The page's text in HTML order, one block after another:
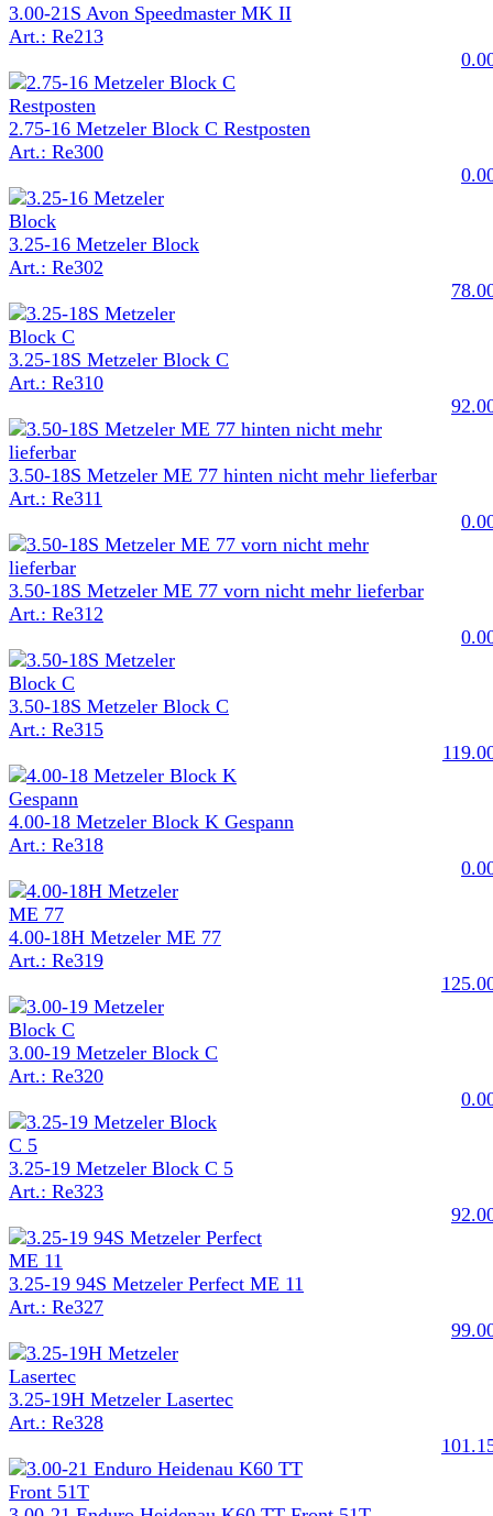
3.00-21S Avon Speedmaster MK II
Art.: Re213
2.75-16 Metzeler Block C Restposten
Art.: Re300
3.25-16 Metzeler Block
Art.: Re302
3.25-18S Metzeler Block C
Art.: Re310
3.50-18S Metzeler ME 77 hinten nicht mehr lieferbar
Art.: Re311
3.50-18S Metzeler ME 77 vorn nicht mehr lieferbar
Art.: Re312
3.50-18S Metzeler Block C
Art.: Re315
4.00-18 Metzeler Block K Gespann
Art.: Re318
4.00-18H Metzeler ME 77
Art.: Re319
3.00-19 Metzeler Block C
Art.: Re320
3.25-19 Metzeler Block C 5
Art.: Re323
3.25-19 94S Metzeler Perfect ME 11
Art.: Re327
3.25-19H Metzeler Lasertec
Art.: Re328